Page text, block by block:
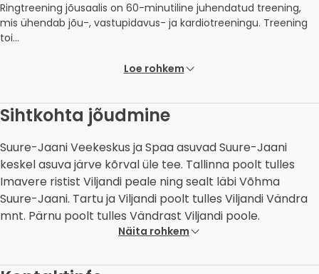
Ringtreening jõusaalis on 60-minutiline juhendatud treening,
mis ühendab jõu-, vastupidavus- ja kardiotreeningu. Treening
toi...
Loe rohkem
Sihtkohta jõudmine
Suure-Jaani Veekeskus ja Spaa asuvad Suure-Jaani
keskel asuva järve kõrval üle tee. Tallinna poolt tulles
Imavere ristist Viljandi peale ning sealt läbi Võhma
Suure-Jaani. Tartu ja Viljandi poolt tulles Viljandi Vändra
mnt. Pärnu poolt tulles Vändrast Viljandi poole.
Näita rohkem